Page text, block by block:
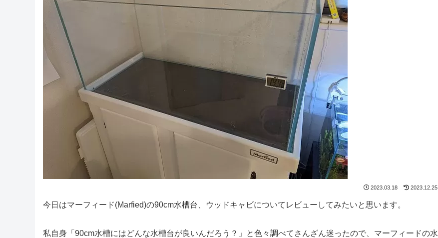
2023.03.18 2023.12.25
今日はマーフィード(Marfied)の90cm水槽台、ウッドキャビについてレビューしてみたいと思います。
私自身「90cm水槽にはどんな水槽台が良いんだろう？」と色々調べてさんざん迷ったので、マーフィードの水